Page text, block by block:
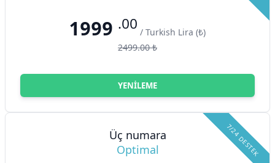
1999 .00 / Turkish Lira (₺)
2499.00 ₺
YENILEME
7/24 DESTEK
Üç numara
Optimal